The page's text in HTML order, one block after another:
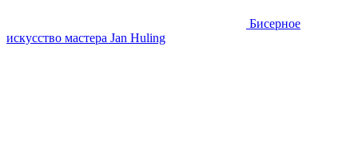
Бисерное
искусство мастера Jan Huling